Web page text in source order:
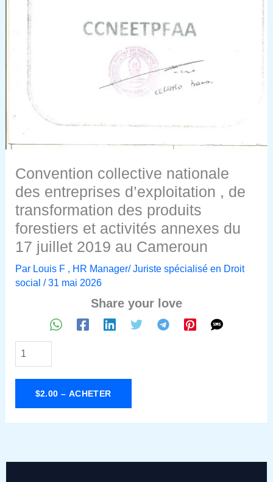
Convention collective nationale
des entreprises d’exploitation , de
transformation des produits
forestiers et activités annexes du
17 juillet 2019 au Cameroun
Par Louis F , HR Manager/ Juriste spécialisé en Droit
social /31 mai 2026
Share your love
$2.00 – ACHETER